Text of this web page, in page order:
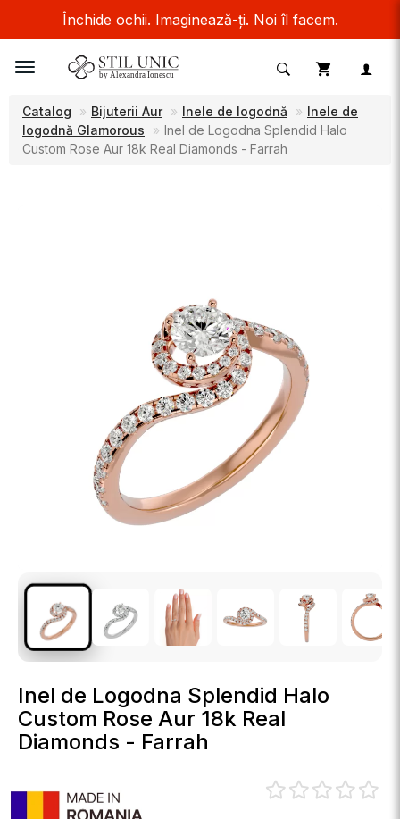
Închide ochii. Imaginează-ți. Noi îl facem.
Toggle
Catalog
Bijuterii Aur Inele de logodnă
Inele de
logodnă Glamorous
Inel de Logodna Splendid Halo
Custom Rose Aur 18k Real Diamonds - Farrah
Inel de Logodna Splendid Halo
Custom Rose Aur 18k Real
Diamonds - Farrah